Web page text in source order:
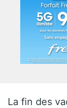
La fin des